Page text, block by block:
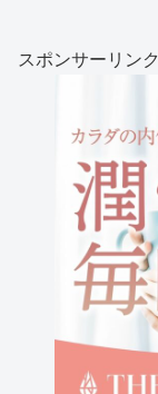
スポンサーリンク